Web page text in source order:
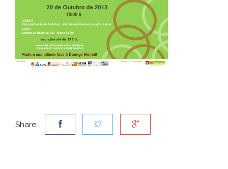
Share: